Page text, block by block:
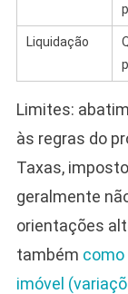
Liquidação
Limites:
às regras do
Taxas,
geralmente
orientações
também como
imóvel